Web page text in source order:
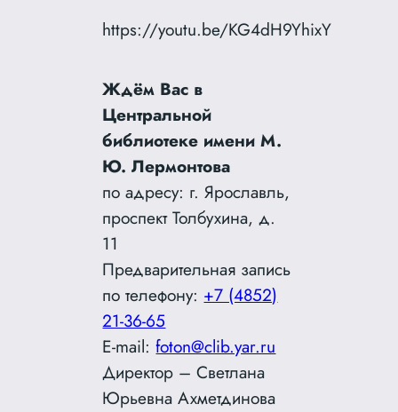
https://youtu.be/KG4dH9YhixY
Ждём Вас в
Центральной
библиотеке имени М.
Ю. Лермонтова
по адресу: г. Ярославль,
проспект Толбухина, д.
11
Предварительная запись
по телефону: +7 (4852)
21-36-65
E-mail:foton@clib.yar.ru
Директор – Светлана
Юрьевна Ахметдинова